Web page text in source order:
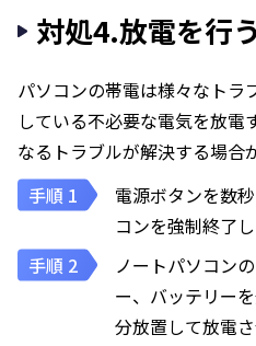
対処4.放電を行う
パソコンの帯電は様々なトラ
している不必要な電気を放電
なるトラブルが解決する場合
電源ボタンを数
コンを強制終了し
ノートパソコン
ー、バッテリー
分放置して放電さ